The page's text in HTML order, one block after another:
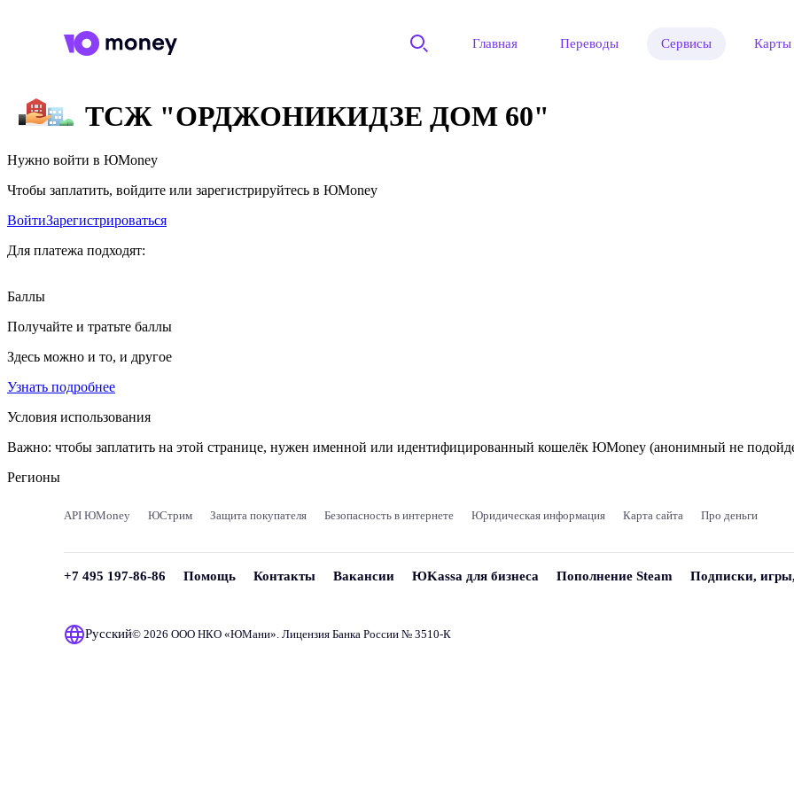
Главная Переводы Сервисы Карты
ТСЖ "ОРДЖОНИКИДЗЕ ДОМ 60"
Нужно войти в ЮMoney
Чтобы заплатить, войдите или зарегистрируйтесь в ЮMoney
ВойтиЗарегистрироваться
Для платежа подходят:
Баллы
Получайте и тратьте баллы
Здесь можно и то, и другое
Узнать подробнее
Условия использования
Важно: чтобы заплатить на этой странице, нужен именной или идентифицированный кошелёк ЮMoney (анонимный не
Регионы
API ЮMoney ЮСтрим Защита покупателя Безопасность в интернете Юридическая информация Карта сайта Про деньги
+7 495 197-86-86 Помощь Контакты Вакансии ЮKassa для бизнеса Пополнение Steam Подписки,
Русский© 2026 ООО НКО «ЮМани». Лицензия Банка России № 3510‑К